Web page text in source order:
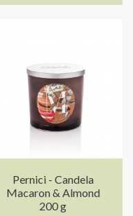
Pernici - Candela
Macaron & Almond
200 g